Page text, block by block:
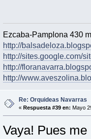
Ezcaba-Pamplona 430
http://
http://sites.google.com/
http://
http://
Re: Orquideas Navarras
« Respuesta #39 en: Mayo
Vaya! Pues